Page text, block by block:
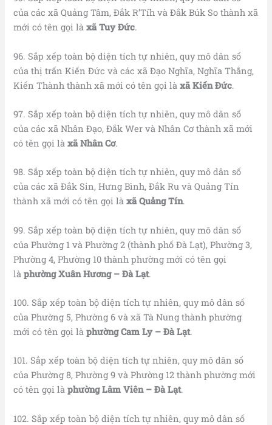
của các xã Quảng Tâm, Đắk R’Tíh và Đắk Búk So thành xã
mới có tên gọi làxã Tuy Đức.
96. Sắp xếp toàn bộ diện tích tự nhiên, quy mô dân số
của thị trấn Kiến Đức và các xã Đạo Nghĩa, Nghĩa Thắng,
Kiến Thành thành xã mới có tên gọi làxã Kiến Đức.
97. Sắp xếp toàn bộ diện tích tự nhiên, quy mô dân số
của các xã Nhân Đạo, Đắk Wer và Nhân Cơ thành xã mới
có tên gọi làxã Nhân Cơ.
98. Sắp xếp toàn bộ diện tích tự nhiên, quy mô dân số
của các xã Đắk Sin, Hưng Bình, Đắk Ru và Quảng Tín
thành xã mới có tên gọi làxã Quảng Tín.
99. Sắp xếp toàn bộ diện tích tự nhiên, quy mô dân số
của Phường 1 và Phường 2 (thành phố Đà Lạt), Phường 3,
Phường 4, Phường 10 thành phường mới có tên gọi
làphường Xuân Hương – Đà Lạt.
100. Sắp xếp toàn bộ diện tích tự nhiên, quy mô dân số
của Phường 5, Phường 6 và xã Tà Nung thành phường
mới có tên gọi làphường Cam Ly – Đà Lạt.
101. Sắp xếp toàn bộ diện tích tự nhiên, quy mô dân số
của Phường 8, Phường 9 và Phường 12 thành phường mới
có tên gọi làphường Lâm Viên – Đà Lạt.
102. Sắp xếp toàn bộ diện tích tự nhiên, quy mô dân số